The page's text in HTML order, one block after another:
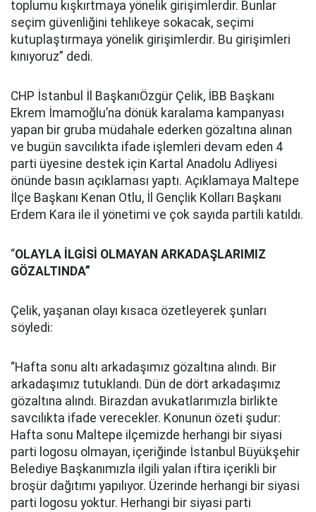
toplumu kışkırtmaya yönelik girişimlerdir. Bunlar
seçim güvenliğini tehlikeye sokacak, seçimi
kutuplaştırmaya yönelik girişimlerdir. Bu girişimleri
kınıyoruz” dedi.
CHP İstanbul İl BaşkanıÖzgür Çelik, İBB Başkanı
Ekrem İmamoğlu’na dönük karalama kampanyası
yapan bir gruba müdahale ederken gözaltına alınan
ve bugün savcılıkta ifade işlemleri devam eden 4
parti üyesine destek için Kartal Anadolu Adliyesi
önünde basın açıklaması yaptı. Açıklamaya Maltepe
İlçe Başkanı Kenan Otlu, İl Gençlik Kolları Başkanı
Erdem Kara ile il yönetimi ve çok sayıda partili katıldı.
“OLAYLA İLGİSİ OLMAYAN ARKADAŞLARIMIZ
GÖZALTINDA”
Çelik, yaşanan olayı kısaca özetleyerek şunları
söyledi:
“Hafta sonu altı arkadaşımız gözaltına alındı. Bir
arkadaşımız tutuklandı. Dün de dört arkadaşımız
gözaltına alındı. Birazdan avukatlarımızla birlikte
savcılıkta ifade verecekler. Konunun özeti şudur:
Hafta sonu Maltepe ilçemizde herhangi bir siyasi
parti logosu olmayan, içeriğinde İstanbul Büyükşehir
Belediye Başkanımızla ilgili yalan iftira içerikli bir
broşür dağıtımı yapılıyor. Üzerinde herhangi bir siyasi
parti logosu yoktur. Herhangi bir siyasi parti